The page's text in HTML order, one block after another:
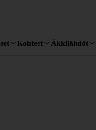
Kohteet Äkkilähdöt